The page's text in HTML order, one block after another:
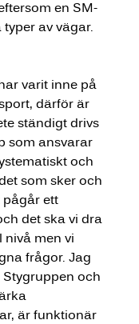
en SM-
av vägar.
varit inne på
därför är
ständigt drivs
som ansvarar
och
som sker och
pågår ett
det ska vi dra
nivå men vi
frågor. Jag
och
är funktionär